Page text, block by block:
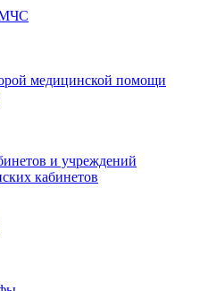
МЧС
медицинской помощи
и учреждений
кабинетов